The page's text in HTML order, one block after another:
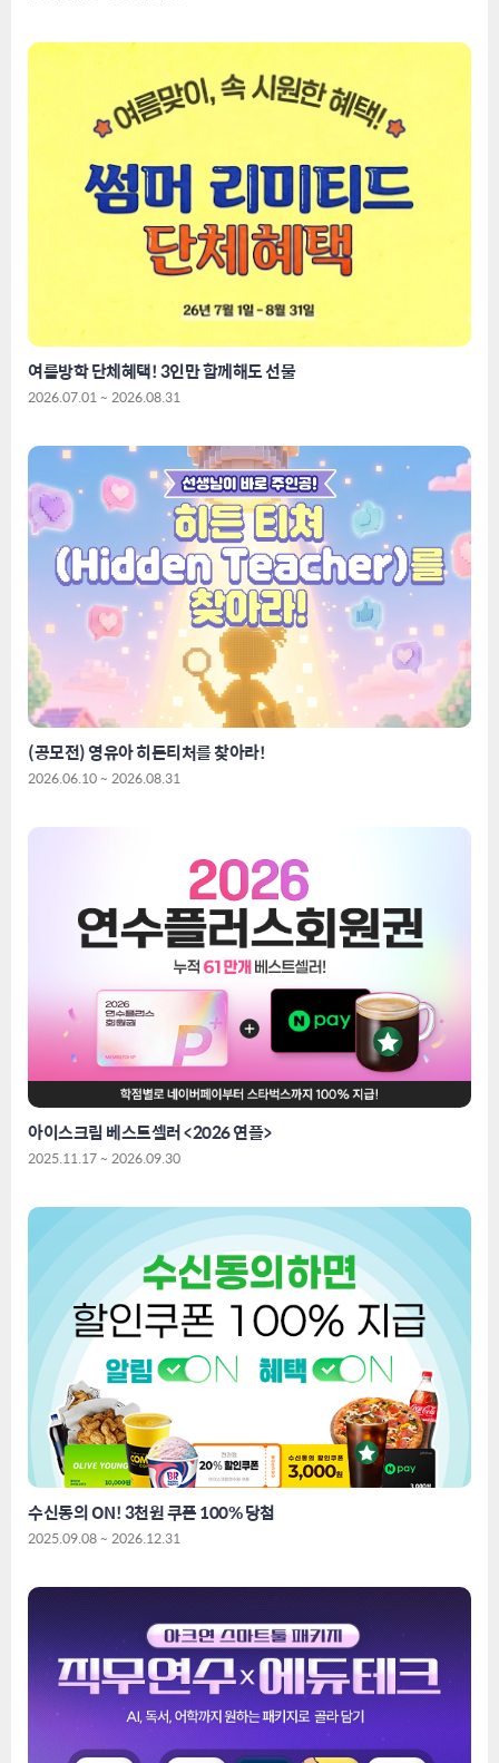
여름방학 단체혜택! 3인만 함께해도 선물
2026.07.01 ~ 2026.08.31
(공모전) 영유아 히든티처를 찾아라!
2026.06.10 ~ 2026.08.31
아이스크림 베스트셀러 <2026 연플>
2025.11.17 ~ 2026.09.30
수신동의 ON! 3천원 쿠폰 100% 당첨
2025.09.08 ~ 2026.12.31